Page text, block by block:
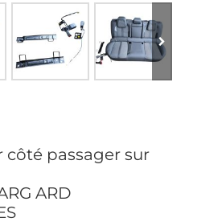
passager sur
ARD